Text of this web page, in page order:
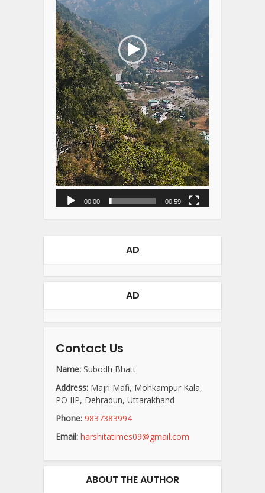
00:00 00:59
AD
AD
Contact Us
Name: Subodh Bhatt
Address: Majri Mafi, Mohkampur Kala,
PO IIP, Dehradun, Uttarakhand
Phone: 9837383994
Email: harshitatimes09@gmail.com
ABOUT THE AUTHOR